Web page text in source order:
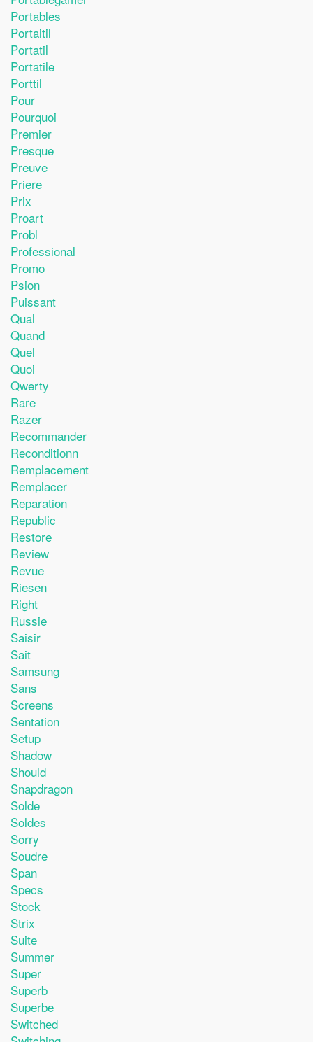
Portables
Portaitil
Portatil
Portatile
Porttil
Pour
Pourquoi
Premier
Presque
Preuve
Priere
Prix
Proart
Probl
Professional
Promo
Psion
Puissant
Qual
Quand
Quel
Quoi
Qwerty
Rare
Razer
Recommander
Reconditionn
Remplacement
Remplacer
Reparation
Republic
Restore
Review
Revue
Riesen
Right
Russie
Saisir
Sait
Samsung
Sans
Screens
Sentation
Setup
Shadow
Should
Snapdragon
Solde
Soldes
Sorry
Soudre
Span
Specs
Stock
Strix
Suite
Summer
Super
Superb
Superbe
Switched